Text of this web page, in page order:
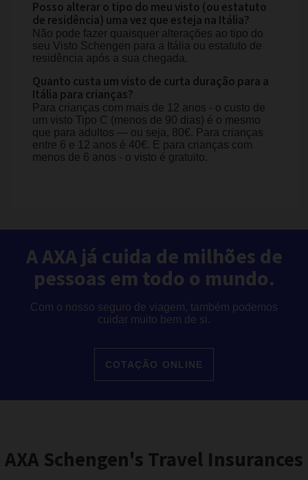
Posso alterar o tipo do meu visto (ou estatuto
de residência) uma vez que esteja na Itália?
Não pode fazer quaisquer alterações ao tipo do
seu Visto Schengen para a Itália ou estatuto de
residência após a sua chegada.
Quanto custa um visto de curta duração para a
Itália para crianças?
Para crianças com mais de 12 anos - o custo de
um visto Tipo C (menos de 90 dias) é o mesmo
que para adultos — ou seja, 80€. Para crianças
entre 6 e 12 anos é 40€. E para crianças com
menos de 6 anos - o visto é gratuito.
A AXA já cuida de milhões de
pessoas em todo o mundo.
Com o nosso seguro de viagem, também podemos
cuidar muito bem de si.
COTAÇÃO ONLINE
AXA Schengen's Travel Insurances